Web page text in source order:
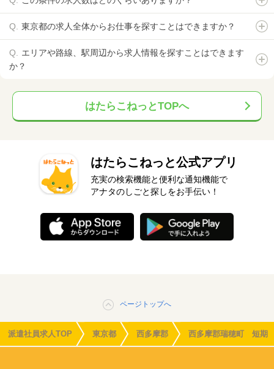
東京都の求人全体からお仕事を探すことはできますか？
エリアや路線、駅周辺から求人情報を探すことはできます
か？
はたらこねっとTOPへ
はたらこねっと公式アプリ
充実の検索機能と便利な通知機能で
アナタのしごと探しをお手伝い！
ページトップへ
派遣社員求人TOP 東京都 西多摩郡 西多摩郡瑞穂町 短